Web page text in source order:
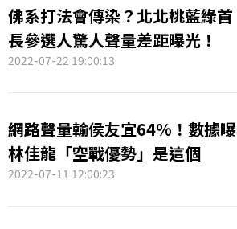
佛系打法會傳染？北北桃藍綠首
長參選人驚人聲量差距曝光！
2022-07-22 19:00:13
網路聲量輸侯友宜64%！數據曝
林佳龍「空戰優勢」是這個
2022-07-11 12:00:23